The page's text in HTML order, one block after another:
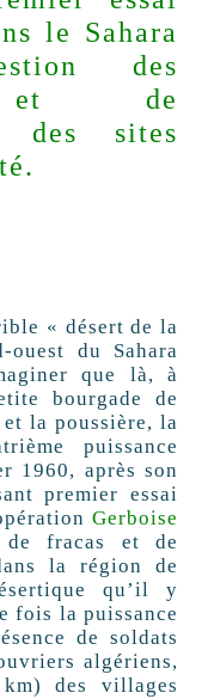
le Sahara
des
et de
des sites
« désert de la
du Sahara
que là, à
bourgade de
la poussière, la
puissance
1960, après son
premier essai
Gerboise
fracas et de
la région de
qu’il y
fois la puissance
de soldats
algériens,
des villages